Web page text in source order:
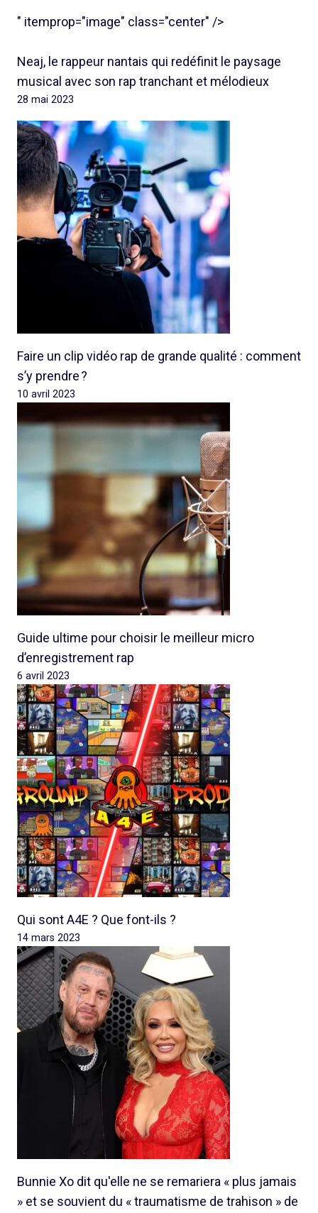
" itemprop="image" class="center" />
Neaj, le rappeur nantais qui redéfinit le paysage
musical avec son rap tranchant et mélodieux
28 mai 2023
Faire un clip vidéo rap de grande qualité : comment
s’y prendre ?
10 avril 2023
Guide ultime pour choisir le meilleur micro
d’enregistrement rap
6 avril 2023
Qui sont A4E ? Que font-ils ?
14 mars 2023
Bunnie Xo dit qu'elle ne se remariera « plus jamais
» et se souvient du « traumatisme de trahison » de